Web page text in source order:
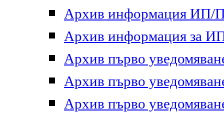
Архив информация ИП/
Архив информация за
Архив първо
Архив първо
Архив първо